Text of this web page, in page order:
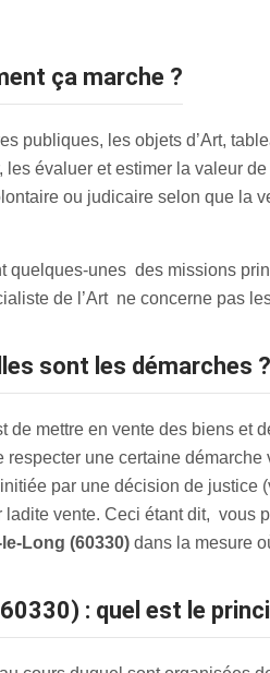
ça marche ?
publiques, les objets d’Art,
évaluer et estimer la valeur
ou judicaire selon que la
quelques-unes des missions
de l’Art ne concerne pas
sont les démarches ?
de mettre en vente des biens et
une certaine
par une décision de
vente. Ceci étant dit,
Long (60330) dans la mesure
: quel est le